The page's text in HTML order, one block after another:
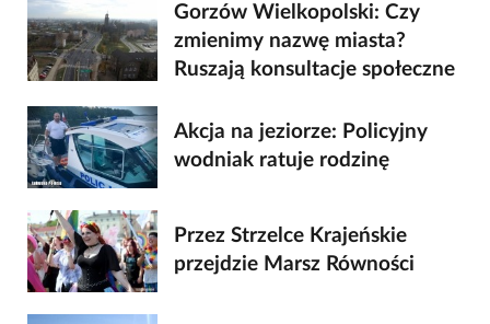
Gorzów Wielkopolski: Czy
zmienimy nazwę miasta?
Ruszają konsultacje społeczne
Akcja na jeziorze: Policyjny
wodniak ratuje rodzinę
Przez Strzelce Krajeńskie
przejdzie Marsz Równości